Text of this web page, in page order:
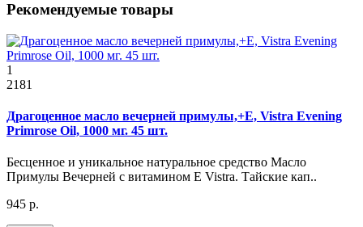
Рекомендуемые товары
1
2181
Драгоценное масло вечерней примулы,+Е, Vistra Evening
Primrose Oil, 1000 мг. 45 шт.
Бесценное и уникальное натуральное средство Масло
Примулы Вечерней с витамином Е Vistra. Тайские кап..
945 р.